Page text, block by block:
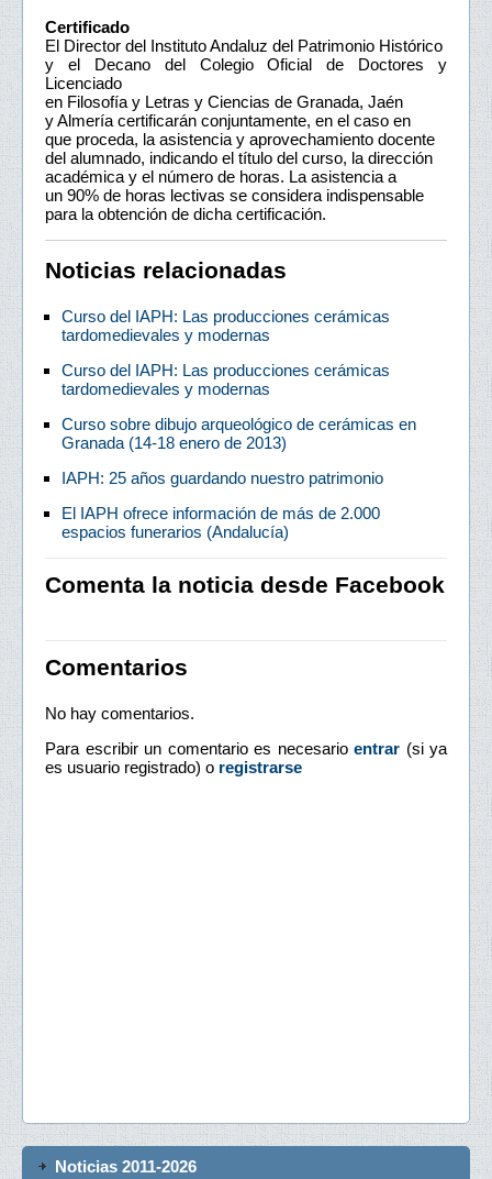
Certificado
El Director del Instituto Andaluz del Patrimonio Histórico
y el Decano del Colegio Oficial de Doctores y
Licenciado
en Filosofía y Letras y Ciencias de Granada, Jaén
y Almería certificarán conjuntamente, en el caso en
que proceda, la asistencia y aprovechamiento docente
del alumnado, indicando el título del curso, la dirección
académica y el número de horas. La asistencia a
un 90% de horas lectivas se considera indispensable
para la obtención de dicha certificación.
Noticias relacionadas
Curso del IAPH: Las producciones cerámicas
tardomedievales y modernas
Curso del IAPH: Las producciones cerámicas
tardomedievales y modernas
Curso sobre dibujo arqueológico de cerámicas en
Granada (14-18 enero de 2013)
IAPH: 25 años guardando nuestro patrimonio
El IAPH ofrece información de más de 2.000
espacios funerarios (Andalucía)
Comenta la noticia desde Facebook
Comentarios
No hay comentarios.
Para escribir un comentario es necesario entrar (si ya
es usuario registrado) o registrarse
Noticias 2011-2026